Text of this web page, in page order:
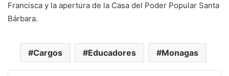
Francisca y la apertura de la Casa del Poder Popular Santa
Bárbara.
Cargos Educadores Monagas